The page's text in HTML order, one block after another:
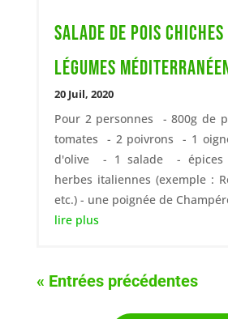
Salade de pois
légumes
20 Juil, 2020
Pour 2 personnes - 800g de
tomates - 2 poivrons - 1
d'olive - 1 salade - épices
herbes italiennes (exemple :
etc.) - une poignée de
lire plus
« Entrées précédentes